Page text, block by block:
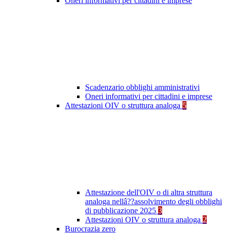
Scadenzario obblighi amministrativi
Oneri informativi per cittadini e imprese
Attestazioni OIV o struttura analoga 5
Attestazione dell'OIV o di altra struttura
analoga nellâ??assolvimento degli obblighi
di pubblicazione 2025 3
Attestazioni OIV o struttura analoga 2
Burocrazia zero